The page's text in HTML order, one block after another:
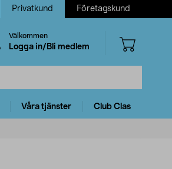
Privatkund Företagskund
Välkommen
Logga in/Bli medlem
Våra tjänster Club Clas